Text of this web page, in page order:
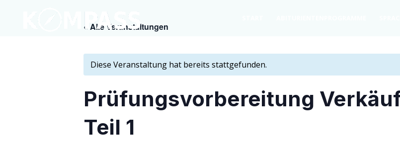
« Alle Veranstaltungen
Diese Veranstaltung hat bereits stattgefunden.
Prü­fungs­vor­be­rei­tung
Teil 1